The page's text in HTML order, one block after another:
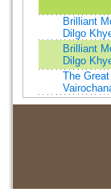
Brilliant
Dilgo
Brilliant
Dilgo
The